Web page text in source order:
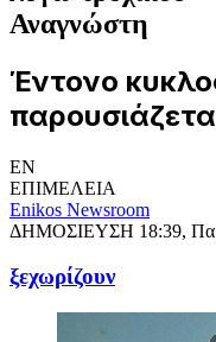
Αναγνώστη
Έντονο
EN
ΕΠΙΜΕΛΕΙΑ
Enikos Newsroom
ΔΗΜΟΣΙΕΥΣΗ 18:39,
ξεχωρίζουν